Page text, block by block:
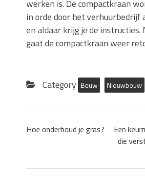
werken is. De compactkraan
in orde door het verhuurbedrijf
en aldaar krijg je de instructies.
gaat de compactkraan weer
Category Bouw Nieuwbouw
Hoe onderhoud je gras?
Een
die